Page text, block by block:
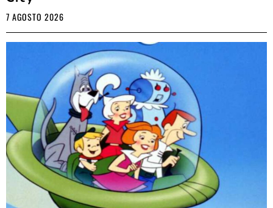
7 AGOSTO 2026